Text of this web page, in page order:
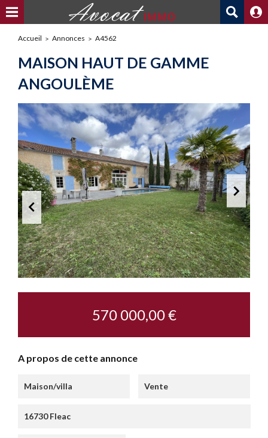
Accueil Annonces A4562
MAISON HAUT DE GAMME
ANGOULÈME
570 000,00 €
A propos de cette annonce
Maison/villa Vente
16730 Fleac